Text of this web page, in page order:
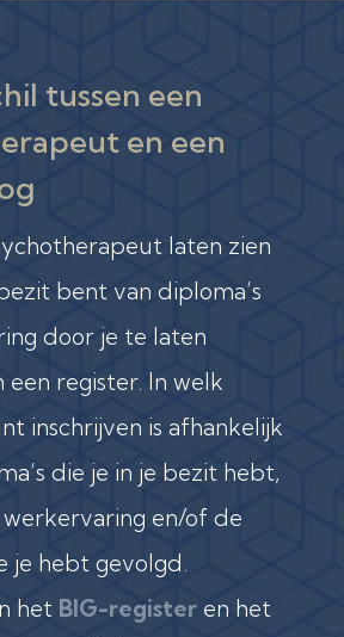
tussen een
en een
laten zien
bent van diploma’s
door je te laten
een register. In welk
inschrijven is afhankelijk
die je in je bezit hebt,
en/of de
je hebt gevolgd.
het BIG-registeren het